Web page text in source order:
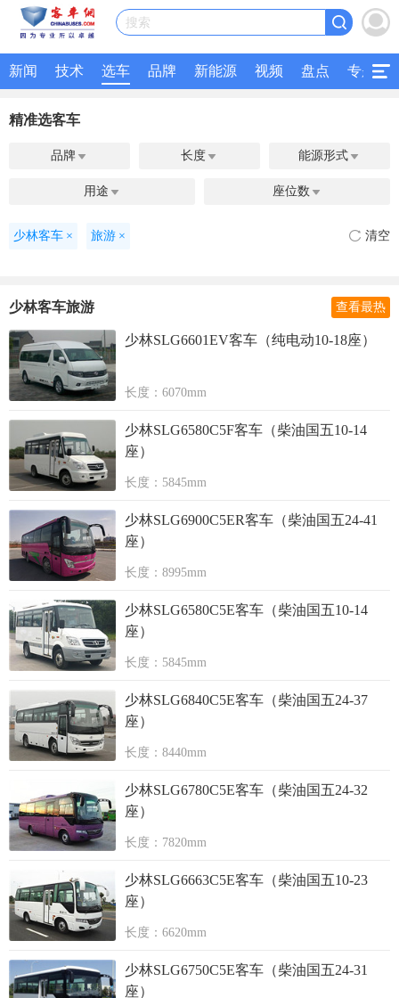
搜索
新闻 技术 选车 品牌 新能源 视频 盘点 专题
精准选客车
品牌  长度  能源形式 
用途  座位数 
少林客车 × 旅游 × 清空
少林客车旅游 查看最热
少林SLG6601EV客车（纯电动10-18座）
长度：6070mm
少林SLG6580C5F客车（柴油国五10-14
座）
长度：5845mm
少林SLG6900C5ER客车（柴油国五24-41
座）
长度：8995mm
少林SLG6580C5E客车（柴油国五10-14
座）
长度：5845mm
少林SLG6840C5E客车（柴油国五24-37
座）
长度：8440mm
少林SLG6780C5E客车（柴油国五24-32
座）
长度：7820mm
少林SLG6663C5E客车（柴油国五10-23
座）
长度：6620mm
少林SLG6750C5E客车（柴油国五24-31
座）